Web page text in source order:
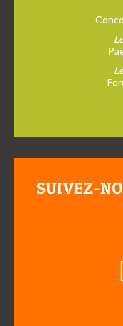
SUIVEZ-